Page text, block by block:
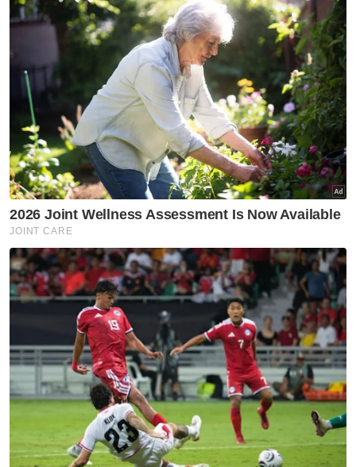
Johor
Johor jawab kritikan Dr
Rafidah, tegas perjuang sektor
kesihatan
Johor
Johor imarah masjid dengan
solat Maghrib, Isyak berjemaah
Johor
Hospital Pasir Gudang belum
jawatan masih kosong - Onn
Hafiz